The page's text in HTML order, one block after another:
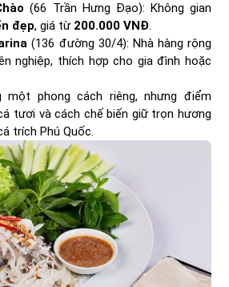
(66 Trần Hưng Đạo): Không gian
đẹp, giá từ 200.000 VNĐ.
(136 đường 30/4): Nhà hàng rộng
nghiệp, thích hợp cho gia đình hoặc
phong cách riêng, nhưng điểm
tươi và cách chế biến giữ trọn hương
trích Phú Quốc.